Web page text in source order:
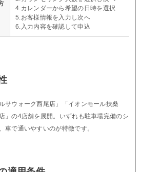
4.カレンダーから希望の日時を選択
5.お客様情報を入力し次へ
6.入力内容を確認して申込
サウォーク西尾店」「イオンモール扶桑
」の4店舗を展開。いずれも駐車場完備のシ
車で通いやすいのが特徴です。